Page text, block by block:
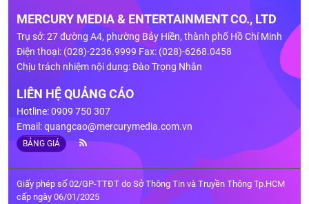
MERCURY MEDIA & ENTERTAINMENT CO., LTD
Trụ sở: 27 đường A4, phường Bảy Hiền, thành phố Hồ Chí Minh
Điện thoại: (028)-2236.9999 Fax: (028)-6268.0458
Chịu trách nhiệm nội dung: Đào Trọng Nhân
LIÊN HỆ QUẢNG CÁO
Hotline: 0909 750 307
Email:quangcao@mercurymedia.com.vn
BẢNG GIÁ
Giấy phép số 02/GP-TTĐT do Sở Thông Tin và Truyền Thông Tp.HCM
cấp ngày 06/01/2025